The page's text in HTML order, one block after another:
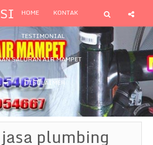
HOME KONTAK
TESTIMONIAL
SALURAN AIR MAMPET
DISCLAIMER
jasa plumbing